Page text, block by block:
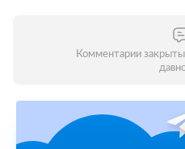
Комментарии